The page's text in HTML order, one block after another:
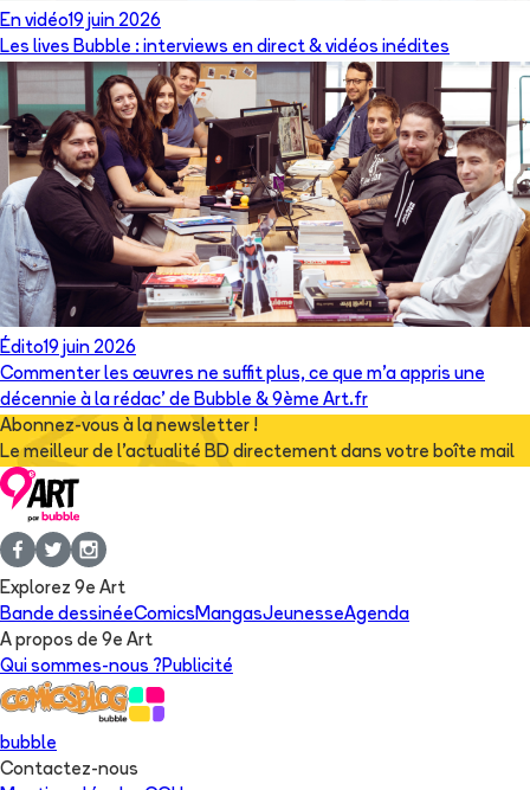
En vidéo19 juin 2026
Les lives Bubble : interviews en direct & vidéos inédites
Édito19 juin 2026
Commenter les œuvres ne suffit plus, ce que m’a appris une
décennie à la rédac’ de Bubble & 9ème Art.fr
Abonnez-vous à la newsletter !
Le meilleur de l'actualité BD directement dans votre boîte mail
Explorez 9e Art
Bande dessinéeComicsMangasJeunesseAgenda
A propos de 9e Art
Qui sommes-nous ?Publicité
bubble
Contactez-nous